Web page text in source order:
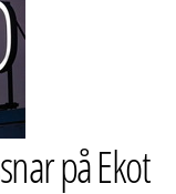
på Ekot